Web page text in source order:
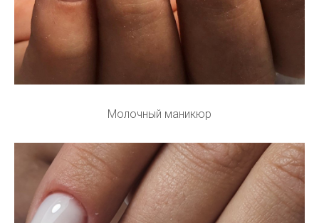
Молочный маникюр